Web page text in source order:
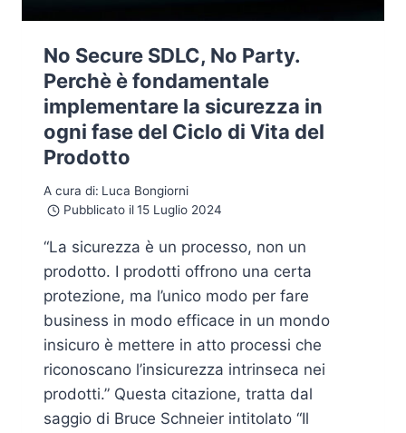
No Secure SDLC, No Party.
Perchè è fondamentale
implementare la sicurezza in
ogni fase del Ciclo di Vita del
Prodotto
A cura di: Luca Bongiorni
Pubblicato il 15 Luglio 2024
“La sicurezza è un processo, non un
prodotto. I prodotti offrono una certa
protezione, ma l’unico modo per fare
business in modo efficace in un mondo
insicuro è mettere in atto processi che
riconoscano l’insicurezza intrinseca nei
prodotti.” Questa citazione, tratta dal
saggio di Bruce Schneier intitolato “Il